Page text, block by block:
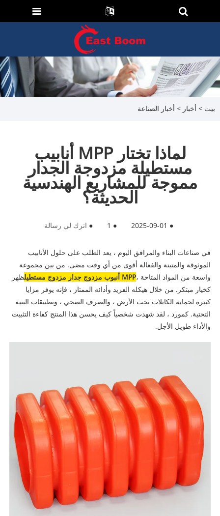
بيت > أخبار > أخبار الصناعة
لماذا تختار MPP أنابيب
مستطيلة مزدوجة الجدار
مموجة للمشاريع الهندسية
الحديثة؟
●
2025-09-01
●
1
● اترك لي رسالة
في صناعات البناء والمرافق اليوم ، يعد الطلب على حلول الأنابيب
الموثوقة والمتينة والفعالة أقوى من أي وقت مضى. من بين مجموعة
واسعة من المواد المتاحة ،MPP أنبوب مزدوج جدار مزدوج مستطيل
ظهر
كخيار مبتكر. من خلال هيكله الفريد وأدائه الممتاز ، فإنه يوفر مزايا
كبيرة لحماية الكابلات تحت الأرض ، والصرف الصحي ، وتطبيقات البنية
التحتية. كمورد ، لقد شهدت شخصياً كيف يحسن هذا المنتج كفاءة التثبيت
والأداء طويل الأجل.